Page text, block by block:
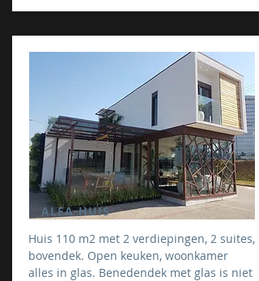
ALFA HUIS
Huis 110 m2 met 2 verdiepingen, 2 suites,
bovendek. Open keuken, woonkamer
alles in glas. Benedendek met glas is niet